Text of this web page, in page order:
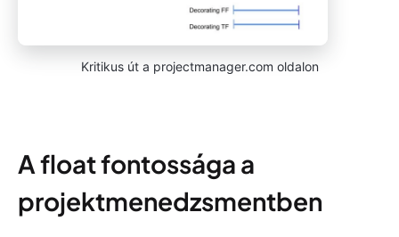
Kritikus út a projectmanager.com oldalon
A float fontossága a
projektmenedzsmentben